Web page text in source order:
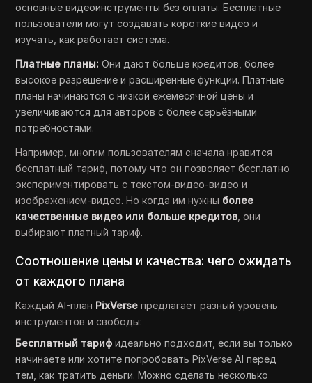
основные видеоинструменты без оплаты. Бесплатные
пользователи могут создавать короткие видео и
изучать, как работает система.
Платные планы: Они дают больше кредитов, более
высокое разрешение и расширенные функции. Платные
планы начинаются с низкой ежемесячной цены и
увеличиваются для авторов с более серьёзными
потребностями.
Например, многим пользователям сначала нравится
бесплатный тариф, потому что он позволяет бесплатно
экспериментировать с текстом-видео-видео и
изображением-видео. Но когда им нужны более
качественные видео или больше кредитов , они
выбирают платный тариф.
Соотношение цены и качества: чего ожидать
от каждого плана
Каждый AI-план PixVerse предлагает разный уровень
инструментов и свободы:
Бесплатный тариф идеально подходит, если вы только
начинаете или хотите попробовать PixVerse AI перед
тем, как тратить деньги. Можно сделать несколько